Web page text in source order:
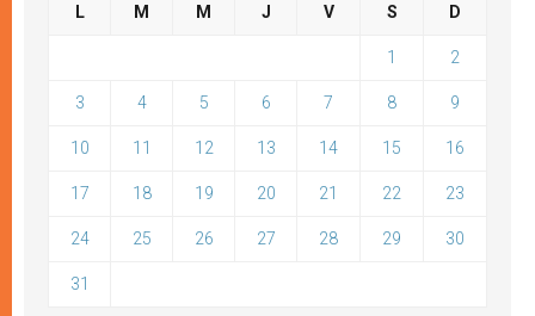
L M M J V S D
1 2
3 4 5 6 7 8 9
10 11 12 13 14 15 16
17 18 19 20 21 22 23
24 25 26 27 28 29 30
31